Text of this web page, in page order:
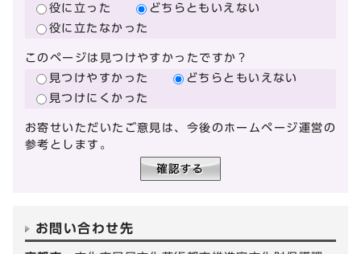
役に立った
どちらともいえない
役に立たなかった
このページは見つけやすかったですか？
見つけやすかった
どちらともいえない
見つけにくかった
お寄せいただいたご意見は、今後のホームページ運営の
参考とします。
お問い合わせ先